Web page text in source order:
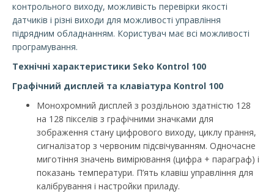
контрольного виходу, можливість перевірки якості
датчиків і різні виходи для можливості управління
підрядним обладнанням. Користувач має всі можливості
програмування.
Технічні характеристики Seko Kontrol 100
Графічний дисплей та клавіатура Kontrol 100
Монохромний дисплей з роздільною здатністю 128
на 128 пікселів з графічними значками для
зображення стану цифрового виходу, циклу прання,
сигналізатор з червоним підсвічуванням. Одночасне
миготіння значень вимірювання (цифра + параграф) і
показань температури. П’ять клавіш управління для
калібрування і настройки приладу.